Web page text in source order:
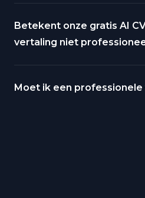
Betekent onze gratis AI
vertaling niet
Moet ik een professionele